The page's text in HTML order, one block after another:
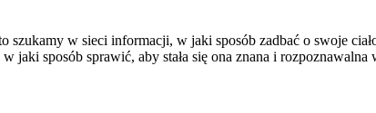
szukamy w sieci informacji, w jaki sposób zadbać o swoje
jaki sposób sprawić, aby stała się ona znana i